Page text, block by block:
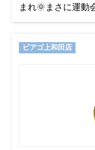
まれ🌞まさに運動
果を発揮して悔い
ピアゴ上和田店